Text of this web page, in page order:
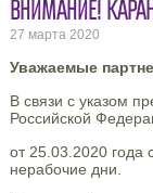
ВНИМАНИЕ!
27 марта 2020
Уважаемые
В связи с указом
Российской
от 25.03.2020 года
нерабочие дни.